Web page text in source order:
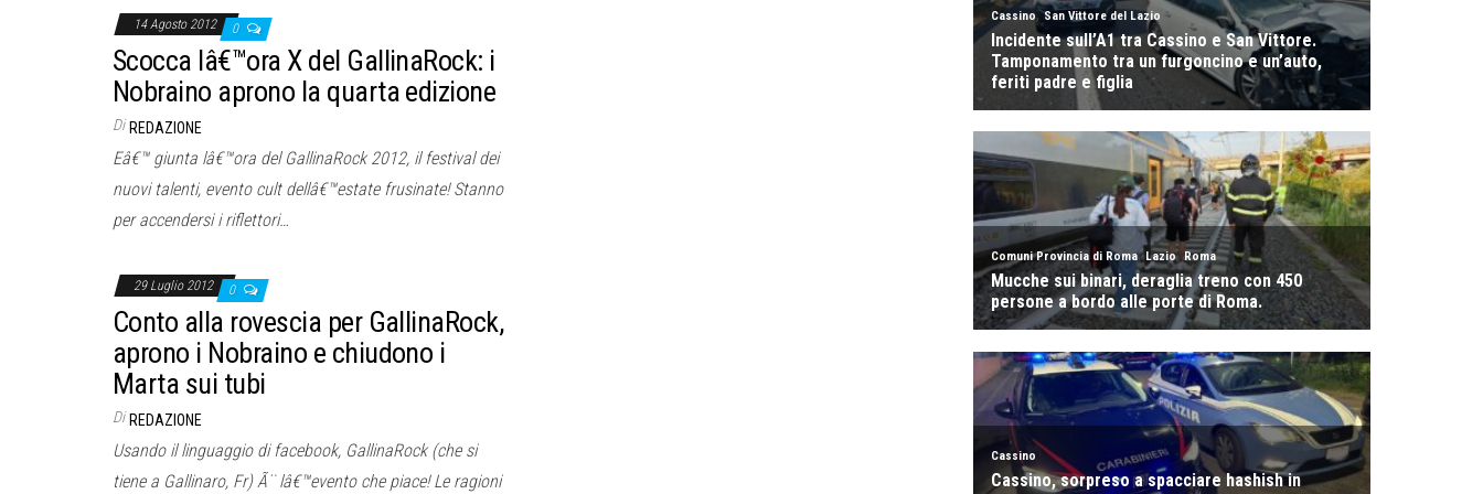
14 Agosto 2012 0
Scocca lâ€™ora X del GallinaRock: i
Nobraino aprono la quarta edizione
Di REDAZIONE
Eâ€™ giunta lâ€™ora del GallinaRock 2012, il festival dei
nuovi talenti, evento cult dellâ€™estate frusinate! Stanno
per accendersi i riflettori…
29 Luglio 2012 0
Conto alla rovescia per GallinaRock,
aprono i Nobraino e chiudono i
Marta sui tubi
Di REDAZIONE
Usando il linguaggio di facebook, GallinaRock (che si
tiene a Gallinaro, Fr) Ã¨ lâ€™evento che piace! Le ragioni